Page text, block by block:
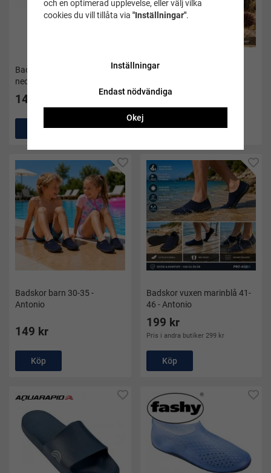
Badskor barn
neongrön/turkos - Fashy
149 kr
Köp
Badskor barn 24-29 -
149 kr
Köp
Badskor barn 30-35 -
Antonio
149 kr
Köp
Badskor vuxen marinblå 41-
46 - Antonio
199 kr
Pris i andra butiker 299 kr
Köp
och en optimerad upplevelse, eller välj vilka
cookies du vill tillåta via "Inställningar".
Inställningar
Endast nödvändiga
Okej